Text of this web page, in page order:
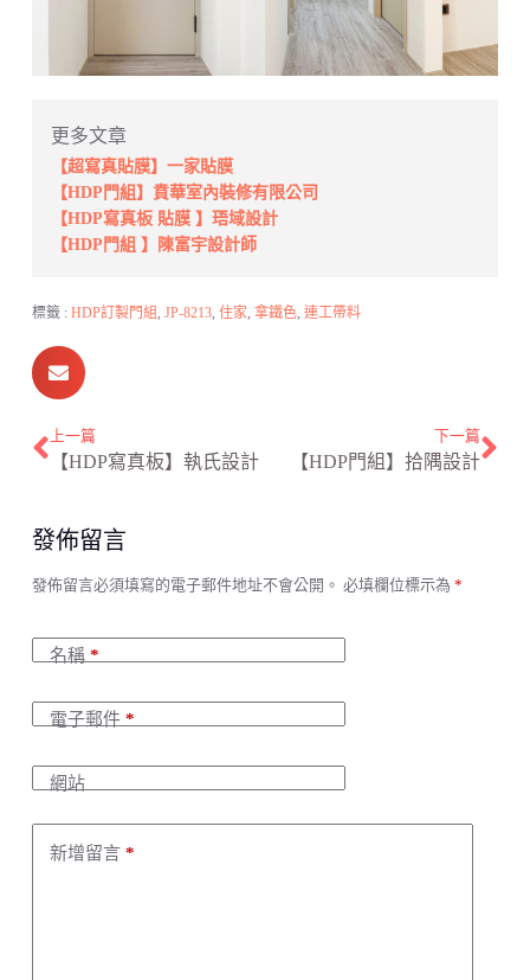
更多文章
【超寫真貼膜】一家貼膜
【HDP門組】賁華室內裝修有限公司
【HDP寫真板 貼膜 】珸域設計
【HDP門組 】陳富宇設計師
標籤 : HDP訂製門組, JP-8213, 住家, 拿鐵色, 連工帶料
上一篇
【HDP寫真板】執氏設計
下一篇
【HDP門組】拾隅設計
發佈留言
發佈留言必須填寫的電子郵件地址不會公開。 必填欄位標示為 *
名稱*
電子郵件*
網站
新增留言*
A
e
r
a
t
v
e